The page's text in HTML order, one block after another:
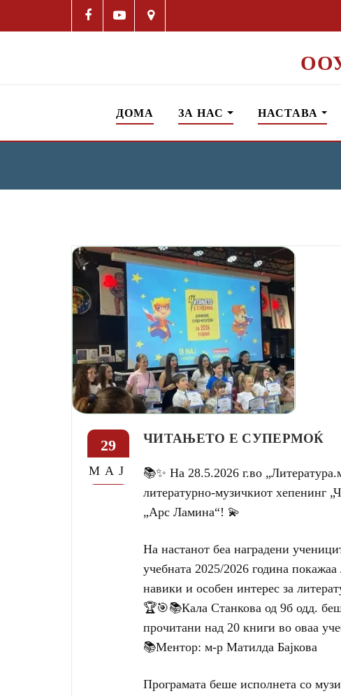
ДОМА ЗА НАС НАСТАВА
29
МАЈ
ЧИТАЊЕТО Е СУПЕРМОЌ
📚✨ На 28.5.2026 г.во
литературно-музичкиот хепенинг
„Арс Ламина“! 💫
На настанот беа наградени
учебната 2025/2026 година
навики и особен интерес за
🏆🎯📚Кала Станкова од 9б одд.
прочитани над 20 книги во оваа
📚Ментор: м-р Матилда Бајкова
Програмата беше исполнета со